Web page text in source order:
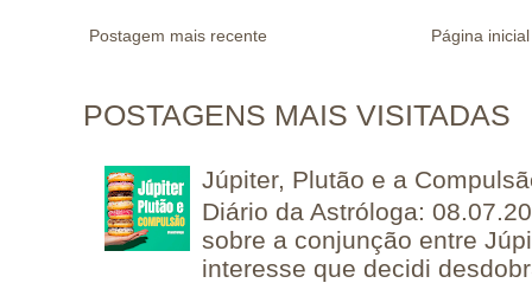
Postagem mais recente Página inicial
POSTAGENS MAIS VISITADAS
Júpiter, Plutão e a
Diário da Astróloga:
sobre a conjunção entre
interesse que decidi